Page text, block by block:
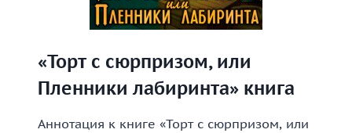
«Торт с сюрпризом, или
Пленники лабиринта» книга
Аннотация к книге «Торт с сюрпризом, или